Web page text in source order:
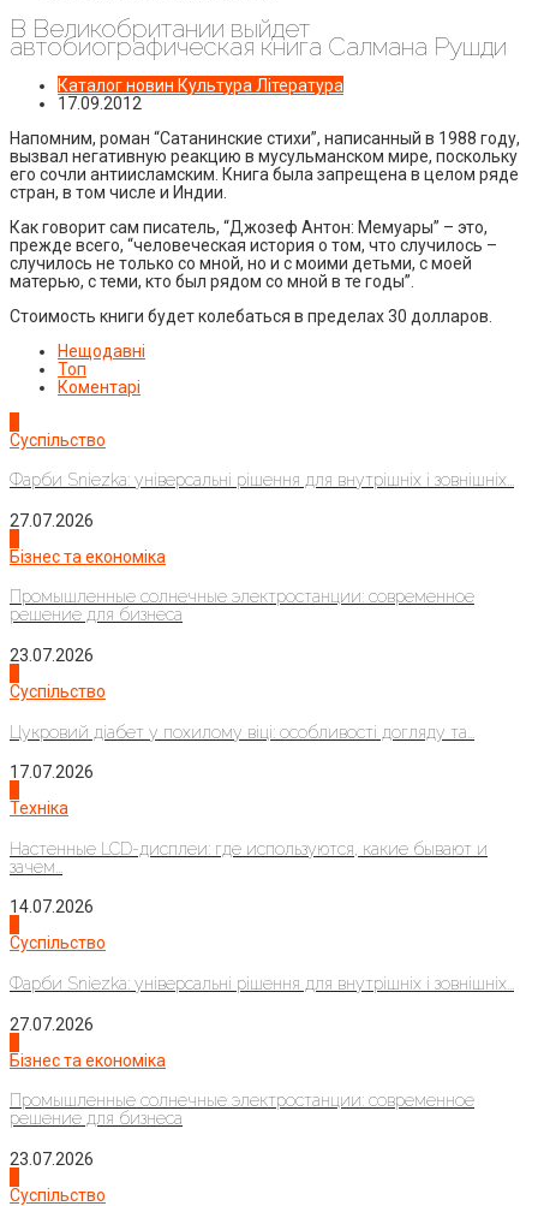
В Великобритании выйдет
автобиографическая книга Салмана Рушди
Каталог новин Культура Література
17.09.2012
Напомним, роман “Сатанинские стихи”, написанный в 1988 году,
вызвал негативную реакцию в мусульманском мире, поскольку
его сочли антиисламским. Книга была запрещена в целом ряде
стран, в том числе и Индии.
Как говорит сам писатель, “Джозеф Антон: Мемуары” – это,
прежде всего, “человеческая история о том, что случилось –
случилось не только со мной, но и с моими детьми, с моей
матерью, с теми, кто был рядом со мной в те годы”.
Стоимость книги будет колебаться в пределах 30 долларов.
Нещодавні
Топ
Коментарі
Суспільство
Фарби Sniezka: універсальні рішення для внутрішніх і зовнішніх...
27.07.2026
Бізнес та економіка
Промышленные солнечные электростанции: современное
решение для бизнеса
23.07.2026
Суспільство
Цукровий діабет у похилому віці: особливості догляду та...
17.07.2026
Техніка
Настенные LCD-дисплеи: где используются, какие бывают и
зачем...
14.07.2026
Суспільство
Фарби Sniezka: універсальні рішення для внутрішніх і зовнішніх...
27.07.2026
Бізнес та економіка
Промышленные солнечные электростанции: современное
решение для бизнеса
23.07.2026
Суспільство